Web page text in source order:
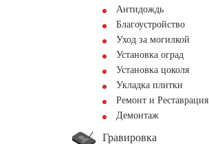
Антидождь
Благоустройство
Уход за могилкой
Установка оград
Установка цоколя
Укладка плитки
Ремонт и Реставрация
Демонтаж
Гравировка